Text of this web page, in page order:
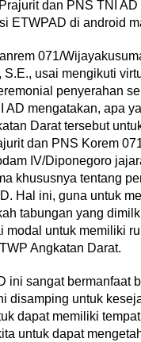
dan PNS TNI AD
ETWPAD di android
071/
S.E., usai mengikuti
penyerahan
AD mengatakan, apa
Darat tersebut
dan PNS Korem
IV/Diponegoro
khususnya tentang
Hal ini, guna untuk
tabungan yang
modal untuk memiliki
Angkatan Darat.
ini sangat bermanfaat
disamping untuk
dapat memiliki
untuk dapat